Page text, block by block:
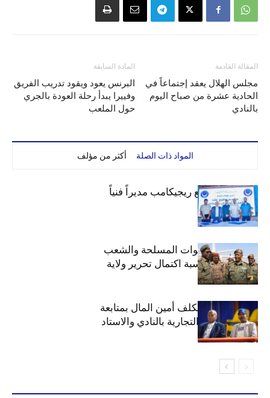
المادة السابقة
البرنس يعود ويقود تدريب الفريق
وفييرا يبدأ رحلة العودة بالجري
حول الملعب
المقالة القادمة
مجلس الهلال يعقد إجتماعاً في
الحادية عشرة من صباح اليوم
بالنادي
المواد ذات الصلة أكثر من مؤلف
الهلال يتعاقد مع ريجيكامب مديراً فنياً
الهلال يهنئ القوات المسلحة والشعب
السوداني بمناسبة اكتمال تحرير ولاية
الخرطوم
مجلس الهلال يكلف أمين المال بمتابعة
ملف المحلات التجارية بالنادي والاستاد